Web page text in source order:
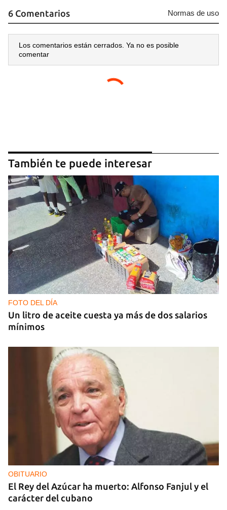
6 Comentarios Normas de uso
Los comentarios están cerrados. Ya no es posible
comentar
También te puede interesar
FOTO DEL DÍA
Un litro de aceite cuesta ya más de dos salarios
mínimos
OBITUARIO
El Rey del Azúcar ha muerto: Alfonso Fanjul y el
carácter del cubano